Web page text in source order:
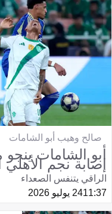
صالح وهيب أبو الشامات
أبو الشامات
إصابة نجم
الراقي يتنفس الصعداء
11:3724 يوليو 2026